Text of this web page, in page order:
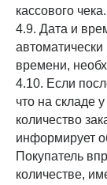
кассового чека.
4.9. Дата и
автоматически
времени,
4.10. Если
что на складе
количество
информирует
Покупатель
количестве,